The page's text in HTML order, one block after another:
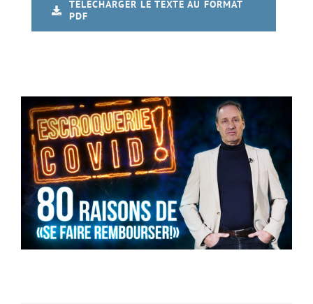
TÉLÉCHARGER LE TEXTE AU FORMAT
PDF